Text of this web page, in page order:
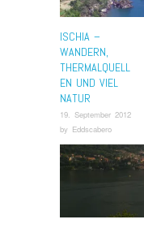
ISCHIA –
WANDERN,
THERMALQUELL
EN UND VIEL
NATUR
19. September 2012
by Eddscabero